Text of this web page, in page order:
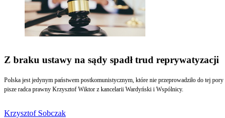
Z braku ustawy na sądy spadł trud reprywatyzacji
Polska jest jedynym państwem postkomunistycznym, które nie przeprowadziło do tej pory kompleksowej reprywatyzacji mienia zagarniętego po zakończeniu drugiej wojny światowej. W efekcie to na organy administracji i sądy spadł cały ciężar rozwiązywania tych problemów -
pisze radca prawny Krzysztof Wiktor z kancelarii Wardyński i Wspólnicy.
Krzysztof Sobczak